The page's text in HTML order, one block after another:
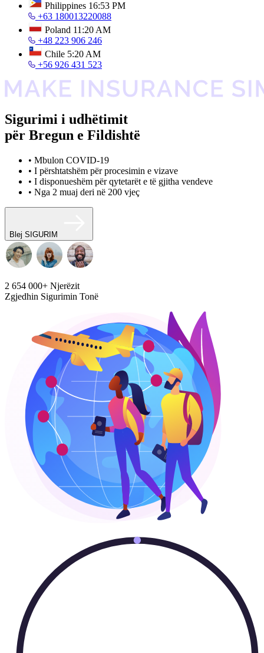
Philippines 16:53 PM
+63 180013220088
Poland 11:20 AM
+48 223 906 246
Chile 5:20 AM
+56 926 431 523
Sigurimi i udhëtimit
për Bregun e Fildishtë
• Mbulon COVID-19
• I përshtatshëm për procesimin e vizave
• I disponueshëm për qytetarët e të gjitha vendeve
• Nga 2 muaj deri në 200 vjeç
Blej SIGURIM
2 654 000+ Njerëzit
Zgjedhin Sigurimin Tonë